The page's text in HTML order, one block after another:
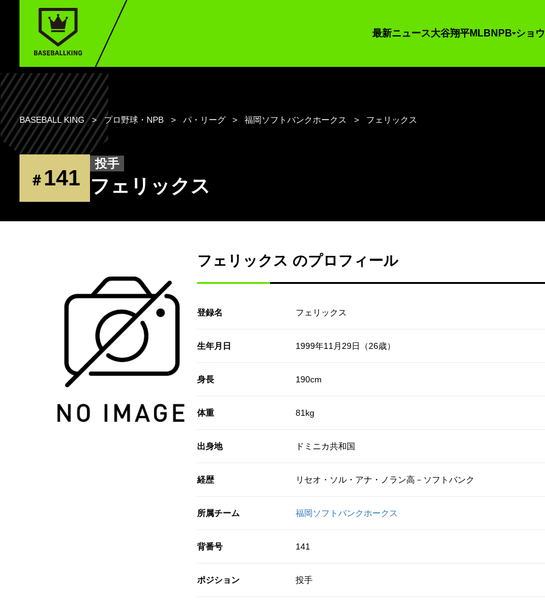
最新ニュース大谷翔平MLB NPB ショ
BASEBALL KING プロ野球・NPB パ・リーグ 福岡ソフトバンクホークス フェリックス
＃ 141
投手
フェリックス
フェリックス のプロフィール
登録名 フェリックス
生年月日 1999年11月29日（26歳）
身長 190cm
体重 81kg
出身地 ドミニカ共和国
経歴 リセオ・ソル・アナ・ノラン高－ソフトバンク
所属チーム 福岡ソフトバンクホークス
背番号 141
ポジション 投手